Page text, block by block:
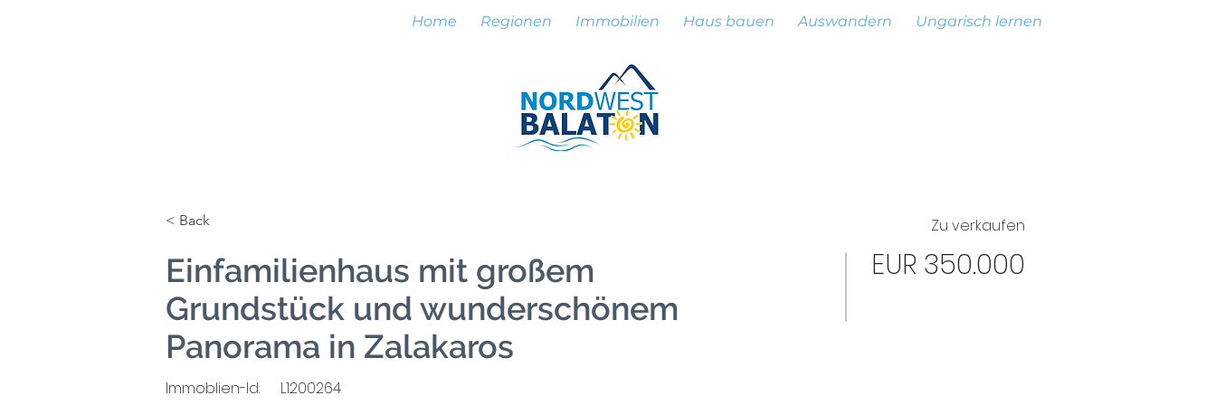
Home Regionen Immobilien Haus bauen Auswandern Ungarisch lernen
< Back
Einfamilienhaus mit großem
Grundstück und wunderschönem
Panorama in Zalakaros
Immoblien-Id: L1200264
Zu verkaufen
EUR 350.000